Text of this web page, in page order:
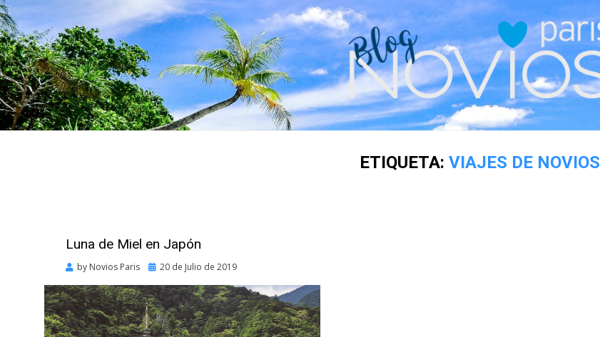
ETIQUETA: VIAJES DE NOVIOS
Luna de Miel en Japón
by Novios Paris
Posted
20 de Julio de 2019